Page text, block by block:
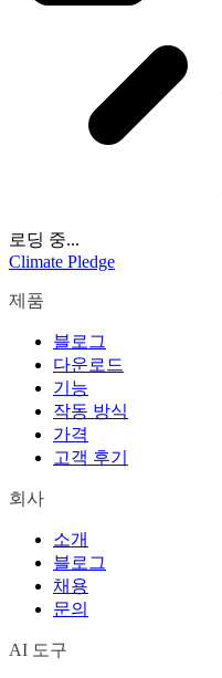
로딩 중...
Climate Pledge
제품
블로그
다운로드
기능
작동 방식
가격
고객 후기
회사
소개
블로그
채용
문의
AI 도구